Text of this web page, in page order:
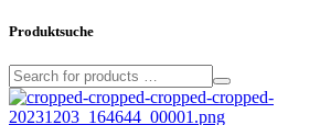
Produktsuche